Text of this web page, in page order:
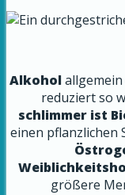
Alkoholallgemein
reduziert so
schlimmer ist
einen pflanzlichen
größere